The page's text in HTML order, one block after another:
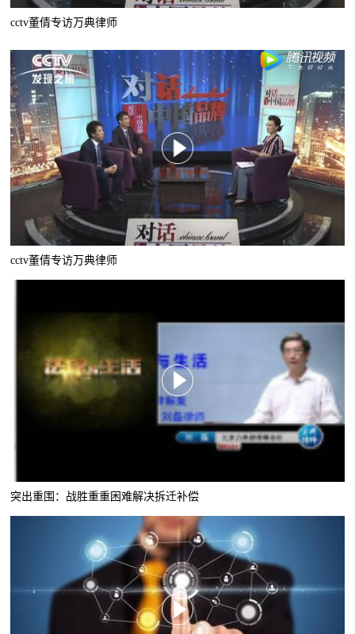
cctv董倩专访万典律师
cctv董倩专访万典律师
突出重围：战胜重重困难解决拆迁补偿